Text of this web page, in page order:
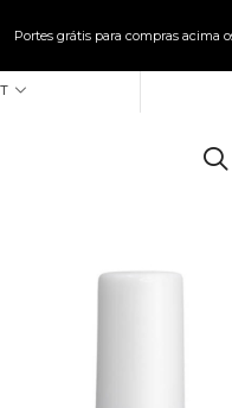
Portes grátis para compras acima